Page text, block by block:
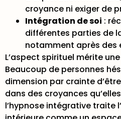
croyance ni exiger de
Intégration de soi :
différentes parties de
notamment après des
L’aspect spirituel mérite
Beaucoup de personnes
dimension par crainte
dans des croyances
l’hypnose intégrative traite